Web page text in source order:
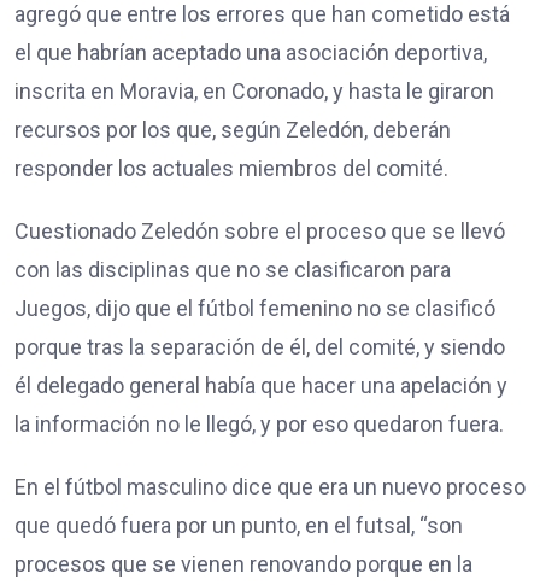
agregó que entre los errores que han cometido está
el que habrían aceptado una asociación deportiva,
inscrita en Moravia, en Coronado, y hasta le giraron
recursos por los que, según Zeledón, deberán
responder los actuales miembros del comité.
Cuestionado Zeledón sobre el proceso que se llevó
con las disciplinas que no se clasificaron para
Juegos, dijo que el fútbol femenino no se clasificó
porque tras la separación de él, del comité, y siendo
él delegado general había que hacer una apelación y
la información no le llegó, y por eso quedaron fuera.
En el fútbol masculino dice que era un nuevo proceso
que quedó fuera por un punto, en el futsal, “son
procesos que se vienen renovando porque en la